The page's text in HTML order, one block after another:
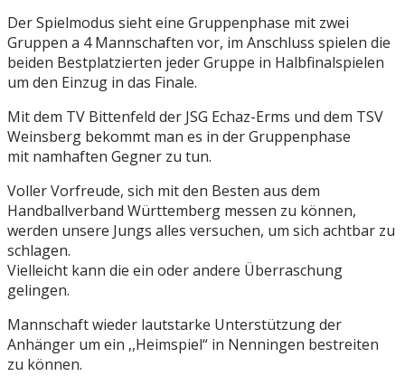
Der Spielmodus sieht eine Gruppenphase mit zwei
Gruppen a 4 Mannschaften vor, im Anschluss spielen die
beiden Bestplatzierten jeder Gruppe in Halbfinalspielen
um den Einzug in das Finale.
Mit dem TV Bittenfeld der JSG Echaz-Erms und dem TSV
Weinsberg bekommt man es in der Gruppenphase
mit namhaften Gegner zu tun.
Voller Vorfreude, sich mit den Besten aus dem
Handballverband Württemberg messen zu können,
werden unsere Jungs alles versuchen, um sich achtbar zu
schlagen.
Vielleicht kann die ein oder andere Überraschung
gelingen.
Mannschaft wieder lautstarke Unterstützung der
Anhänger um ein ,,Heimspiel“ in Nenningen bestreiten
zu können.